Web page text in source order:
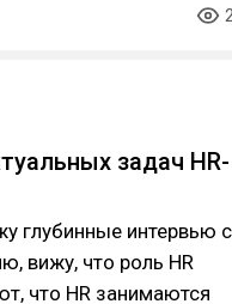
задач HR-
глубинные интервью с
вижу, что роль HR
что HR занимаются